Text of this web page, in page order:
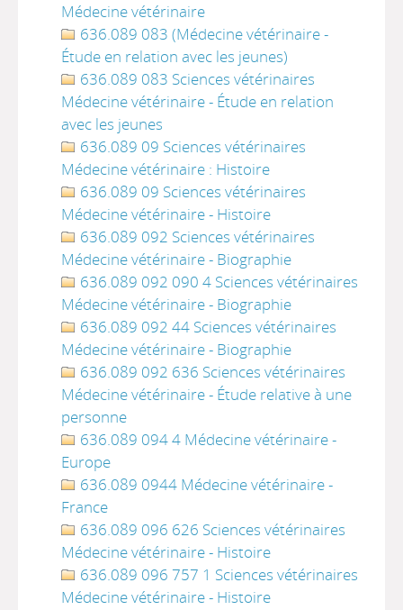
Médecine vétérinaire
636.089 083 (Médecine vétérinaire -
Étude en relation avec les jeunes)
636.089 083 Sciences vétérinaires
Médecine vétérinaire - Étude en relation
avec les jeunes
636.089 09 Sciences vétérinaires
Médecine vétérinaire : Histoire
636.089 09 Sciences vétérinaires
Médecine vétérinaire - Histoire
636.089 092 Sciences vétérinaires
Médecine vétérinaire - Biographie
636.089 092 090 4 Sciences vétérinaires
Médecine vétérinaire - Biographie
636.089 092 44 Sciences vétérinaires
Médecine vétérinaire - Biographie
636.089 092 636 Sciences vétérinaires
Médecine vétérinaire - Étude relative à une
personne
636.089 094 4 Médecine vétérinaire -
Europe
636.089 0944 Médecine vétérinaire -
France
636.089 096 626 Sciences vétérinaires
Médecine vétérinaire - Histoire
636.089 096 757 1 Sciences vétérinaires
Médecine vétérinaire - Histoire